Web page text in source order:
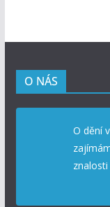
O NÁS
O dění